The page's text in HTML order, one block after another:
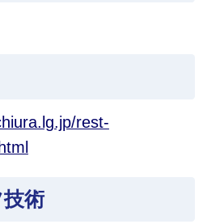
rest-
術